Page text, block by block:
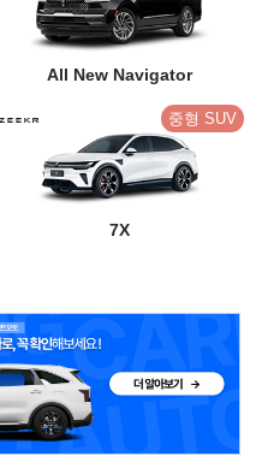
All New Navigator
중형 SUV
7X